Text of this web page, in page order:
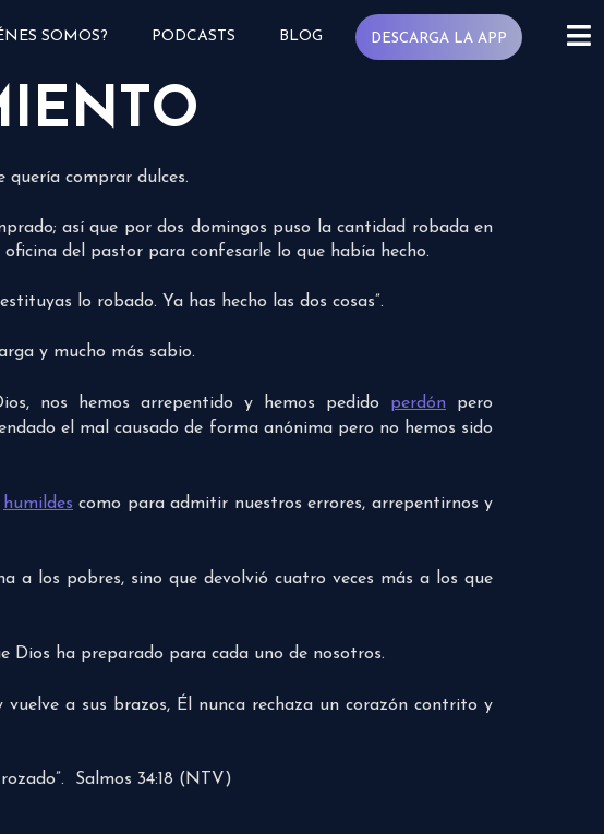
SOMOS? PODCASTS BLOG DESCARGA LA APP
comprar dulces.
así que por dos domingos puso la cantidad robada en
del pastor para confesarle lo que había hecho.
lo robado. Ya has hecho las dos cosas”.
y mucho más sabio.
nos hemos arrepentido y hemos pedido perdón pero
el mal causado de forma anónima pero no hemos sido
humildes como para admitir nuestros errores, arrepentirnos y
a los pobres, sino que devolvió cuatro veces más a los que
Dios ha preparado para cada uno de nosotros.
a sus brazos, Él nunca rechaza un corazón contrito y
Salmos 34:18 (NTV)